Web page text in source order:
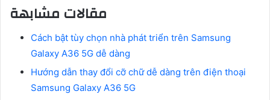
مقالات مشابهة
Cách bật tùy chọn nhà phát triển trên Samsung
Galaxy A36 5G dễ dàng
Hướng dẫn thay đổi cỡ chữ dễ dàng trên điện thoại
Samsung Galaxy A36 5G